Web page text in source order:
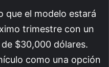
que el modelo estará
trimestre con un
$30,000 dólares.
como una opción